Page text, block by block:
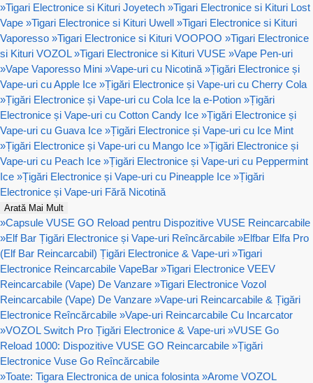
»Tigari Electronice si Kituri Joyetech »Tigari Electronice si Kituri Lost
Vape »Tigari Electronice si Kituri Uwell »Tigari Electronice si Kituri
Vaporesso »Tigari Electronice si Kituri VOOPOO »Tigari Electronice
si Kituri VOZOL »Tigari Electronice si Kituri VUSE »Vape Pen-uri
»Vape Vaporesso Mini »Vape-uri cu Nicotină »Țigări Electronice și
Vape-uri cu Apple Ice »Țigări Electronice și Vape-uri cu Cherry Cola
»Țigări Electronice și Vape-uri cu Cola Ice la e-Potion »Țigări
Electronice și Vape-uri cu Cotton Candy Ice »Țigări Electronice și
Vape-uri cu Guava Ice »Țigări Electronice și Vape-uri cu Ice Mint
»Țigări Electronice și Vape-uri cu Mango Ice »Țigări Electronice și
Vape-uri cu Peach Ice »Țigări Electronice și Vape-uri cu Peppermint
Ice »Țigări Electronice și Vape-uri cu Pineapple Ice »Țigări
Electronice și Vape-uri Fără Nicotină
Arată Mai Mult
»Capsule VUSE GO Reload pentru Dispozitive VUSE Reincarcabile
»Elf Bar Țigări Electronice și Vape-uri Reîncărcabile »Elfbar Elfa Pro
(Elf Bar Reincarcabil) Țigări Electronice & Vape-uri »Tigari
Electronice Reincarcabile VapeBar »Tigari Electronice VEEV
Reincarcabile (Vape) De Vanzare »Tigari Electronice Vozol
Reincarcabile (Vape) De Vanzare »Vape-uri Reincarcabile & Țigări
Electronice Reîncărcabile »Vape-uri Reincarcabile Cu Incarcator
»VOZOL Switch Pro Țigări Electronice & Vape-uri »VUSE Go
Reload 1000: Dispozitive VUSE GO Reincarcabile »Țigări
Electronice Vuse Go Reîncărcabile
»Toate: Tigara Electronica de unica folosinta »Arome VOZOL